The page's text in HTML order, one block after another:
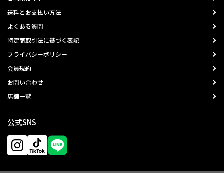
送料とお支払い方法
よくある質問
特定商取引法に基づく表記
プライバシーポリシー
会員規約
お問い合わせ
店舗一覧
公式SNS